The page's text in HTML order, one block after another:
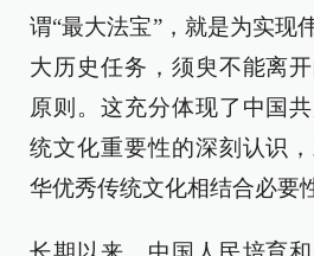
谓“最大法宝”，就是为实现
大历史任务，须臾不能离
原则。这充分体现了中国
统文化重要性的深刻认识
华优秀传统文化相结合必要